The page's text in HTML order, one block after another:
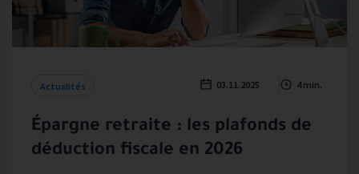
Actualités 03.11.2025 4 min.
Épargne retraite : les plafonds de
déduction fiscale en 2026